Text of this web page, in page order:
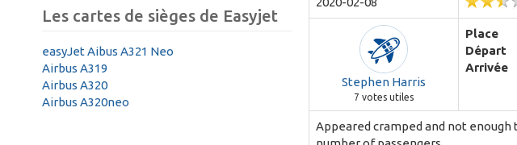
Stephen Harris
7 votes utiles
Place
Départ
Arrivée
Appeared cramped and not
Les cartes de sièges de Easyjet
easyJet Aibus A321 Neo
Airbus A319
Airbus A320
Airbus A320neo